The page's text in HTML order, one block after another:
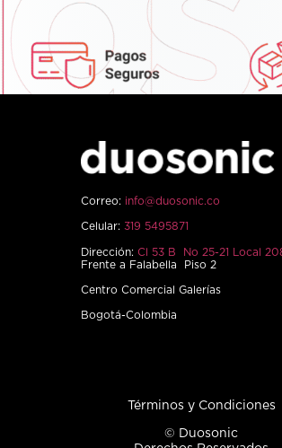
Correo: info@duosonic.co
Celular: 319 5495871
Dirección: Cl 53 B No 25-21 Local
Frente a Falabella Piso 2
Centro Comercial Galerías
Bogotá-Colombia
Términos y Condiciones
© Duosonic